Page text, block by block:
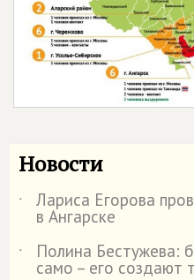
Новости
˙ Лариса Егорова
в Ангарске
˙
Полина Бестужева:
само – его создают